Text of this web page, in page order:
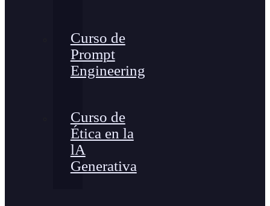
Curso de
Prompt
Engineering
Curso de
Ética en la
lA
Generativa